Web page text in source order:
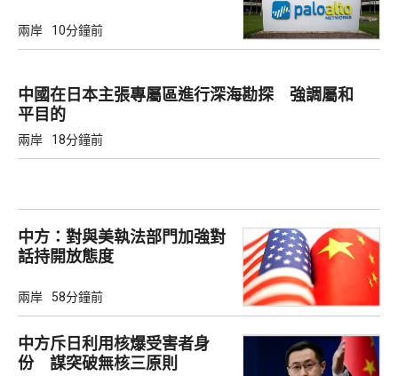
兩岸 10分鐘前
中國在日本主張專屬區進行深海勘探 強調屬和
平目的
兩岸 18分鐘前
中方：對與美執法部門加強對
話持開放態度
兩岸 58分鐘前
中方斥日利用核爆受害者身
份 謀突破無核三原則